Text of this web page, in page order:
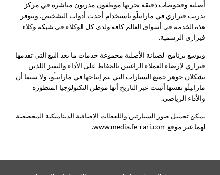
أصلية وفحوصات دقيقة يجريها موظفون مدربون مباشرة في مركز
تدريب فيراري في مارانيلّو باستخدام أحدث أدوات التشخيص. وتتوفر
هذه الخدمة في أسواق العالم كافة ولدى كل الوكلاء في شبكة وكلاء
فيراري الرسمية.
ويوسع برنامج الصيانة الأصلية مجموعة خدمات ما بعد البيع التي تقدمها
فيراري لإرضاء العملاء الراغبين بالحفاظ على الأداء والتميز اللذين
يشكلان جوهر جميع السيارات التي يتم إنتاجها في مارانيلّو، ولا سيما أن
مارانيلّو نفسها أثبتت عبر التاريخ أنها موطن التكنولوجيا المتطورة
والأداء الرياضي.
يمكن تحميل صور السيارتين واللقطات الإضافية الديناميكية المخصصة
لهما عبر موقع www.media.ferrari.com.